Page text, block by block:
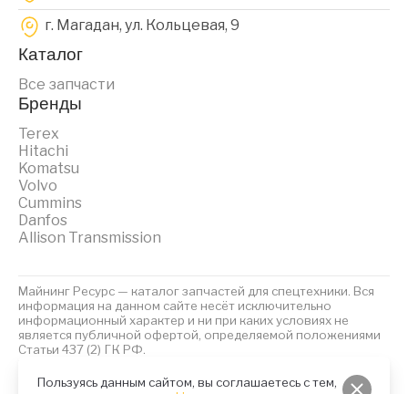
Пользуясь данным сайтом, вы соглашаетесь с тем,
г. Магадан, ул. Кольцевая, 9
Каталог
Все запчасти
Бренды
Terex
Hitachi
Komatsu
Volvo
Cummins
Danfos
Allison Transmission
Майнинг Ресурс — каталог запчастей для спецтехники. Вся
информация на данном сайте несёт исключительно
информационный характер и ни при каких условиях не
является публичной офертой, определяемой положениями
Статьи 437 (2) ГК РФ.
Политика обработки персональных данныхФайлы Cookies